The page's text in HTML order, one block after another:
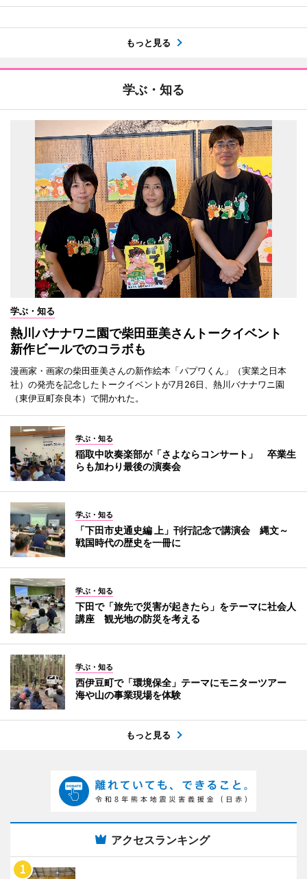
もっと見る
学ぶ・知る
学ぶ・知る
熱川バナナワニ園で柴田亜美さんトークイベント
新作ビールでのコラボも
漫画家・画家の柴田亜美さんの新作絵本「パプワくん」（実業之日本
社）の発売を記念したトークイベントが7月26日、熱川バナナワニ園
（東伊豆町奈良本）で開かれた。
学ぶ・知る
稲取中吹奏楽部が「さよならコンサート」 卒業生
らも加わり最後の演奏会
学ぶ・知る
「下田市史通史編 上」刊行記念で講演会 縄文～
戦国時代の歴史を一冊に
学ぶ・知る
下田で「旅先で災害が起きたら」をテーマに社会人
講座 観光地の防災を考える
学ぶ・知る
西伊豆町で「環境保全」テーマにモニターツアー
海や山の事業現場を体験
もっと見る
アクセスランキング